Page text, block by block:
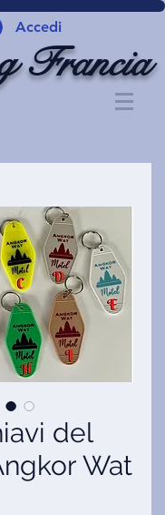
Accedi
Francia
del
Wat